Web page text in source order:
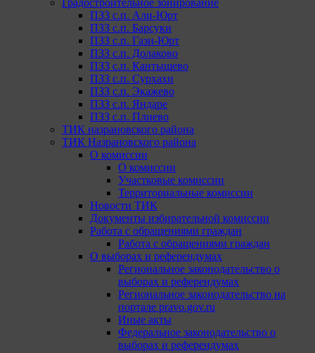
Градостроительное зонирование
ПЗЗ с.п. Али-Юрт
ПЗЗ с.п. Барсуки
ПЗЗ с.п. Гази-Юрт
ПЗЗ с.п. Долаково
ПЗЗ с.п. Кантышево
ПЗЗ с.п. Сурхахи
ПЗЗ с.п. Экажево
ПЗЗ с.п. Яндаре
ПЗЗ с.п. Плиево
ТИК назрановского района
ТИК Назрановского района
О комиссии
О комиссии
Участковые комиссии
Территориальные комиссии
Новости ТИК
Документы избирательной комиссии
Работа с обращениями граждан
Работа с обращениями граждан
О выборах и референдумах
Региональное законодательство о
выборах и референдумах
Региональное законодательство на
портале pravo.gov.ru
Иные акты
Федеральное законодательство о
выборах и референдумах